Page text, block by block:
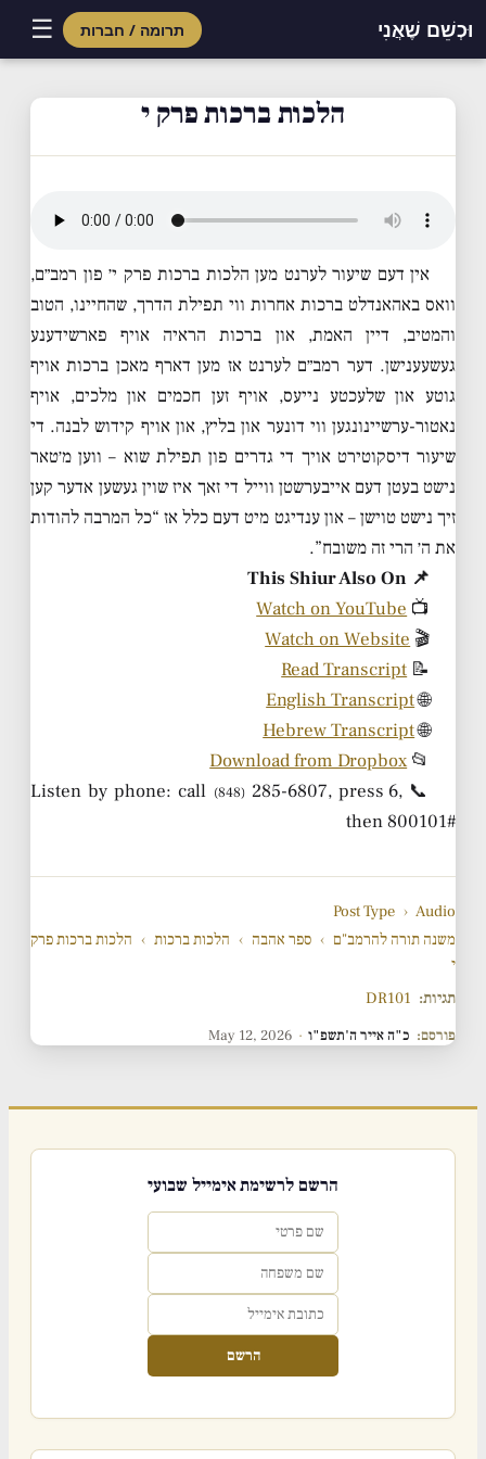
וּכְשֵׁם שֶׁאֲנִי תרומה / חברות ☰
הלכות ברכות פרק י
אין דעם שיעור לערנט מען הלכות ברכות פרק י׳ פון רמב״ם,
וואס באהאנדלט ברכות אחרות ווי תפילת הדרך, שהחיינו, הטוב
והמטיב, דיין האמת, און ברכות הראיה אויף פארשידענע
געשעענישן. דער רמב״ם לערנט אז מען דארף מאכן ברכות אויף
גוטע און שלעכטע נייעס, אויף זען חכמים און מלכים, אויף
נאטור-ערשיינונגען ווי דונער און בליץ, און אויף קידוש לבנה. די
שיעור דיסקוטירט אויך די גדרים פון תפילת שוא – ווען מ׳טאר
נישט בעטן דעם אייבערשטן ווייל די זאך איז שוין געשען אדער קען
זיך נישט טוישן – און ענדיגט מיט דעם כלל אז “כל המרבה להודות
את ה׳ הרי זה משובח”.
📌 This Shiur Also On
📺
Watch on YouTube
🎬
Watch on Website
📝
Read Transcript
🌐
English Transcript
🌐
Hebrew Transcript
📂
Download from Dropbox
📞 Listen by phone: call
(848)285-6807, press 6,
then 800101#
Post Type › Audio
משנה תורה להרמב"ם › ספר אהבה › הלכות ברכות › הלכות ברכות פרק
י
תגיות: DR101
פורסם: כ"ה אייר ה'תשפ"ו ·
May 12, 2026
הרשם לרשימת אימייל שבועי
הרשם